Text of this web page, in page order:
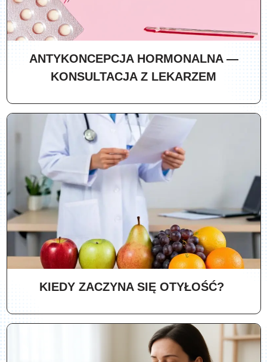
ANTYKONCEPCJA HORMONALNA —
KONSULTACJA Z LEKARZEM
KIEDY ZACZYNA SIĘ OTYŁOŚĆ?